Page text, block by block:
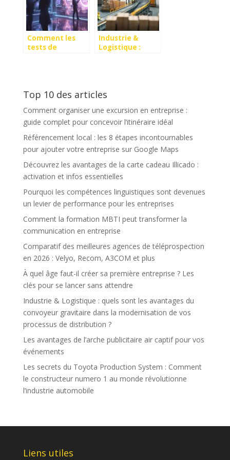
moderne
Comment les
tests de
personnel et
professionnel
Industrie &
Logistique :
la
de vos processus
de distribution ?
Top 10 des articles
Comment organiser une excursion en entreprise :
guide complet pour concevoir l’itinéraire idéal
Référencement local : les 8 étapes incontournables
pour ajouter votre entreprise sur Google Maps
Découvrez les avantages de la carte cadeau Illicado :
activation et infos essentielles
Pourquoi les compétences linguistiques sont devenues
un levier de performance pour les entreprises
Comment la formation MBTI peut transformer la
communication en entreprise
Comparatif des meilleures agences de téléprospection
en 2026 : Velyo, Recom, A3COM et plus
À quel âge faut-il créer sa première entreprise ? Les
clés pour se lancer sans attendre
Industrie & Logistique : quels sont les avantages du
convoyeur gravitaire dans la modernisation de vos
processus de distribution ?
Les avantages de l’arche publicitaire air captif pour vos
événements
Les secrets du Toyota Production System : Comment
le constructeur numero 1 au monde révolutionne
l’industrie automobile
Liens utiles